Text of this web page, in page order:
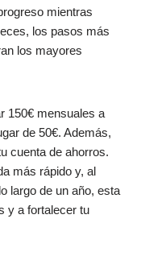
mientras
los pasos más
los mayores
150€ mensuales a
de 50€. Además,
cuenta de ahorros.
más rápido y, al
largo de un año, esta
y a fortalecer tu